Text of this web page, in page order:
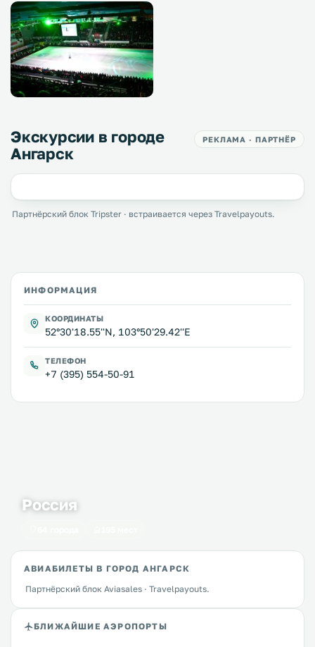
Экскурсии в городе
Ангарск
РЕКЛАМА · ПАРТНЁР
Партнёрский блок Tripster · встраивается через Travelpayouts.
ИНФОРМАЦИЯ
КООРДИНАТЫ
52°30'18.55''N, 103°50'29.42''E
ТЕЛЕФОН
+7 (395) 554-50-91
Россия
АВИАБИЛЕТЫ В ГОРОД АНГАРСК
Партнёрский блок Aviasales · Travelpayouts.
БЛИЖАЙШИЕ АЭРОПОРТЫ